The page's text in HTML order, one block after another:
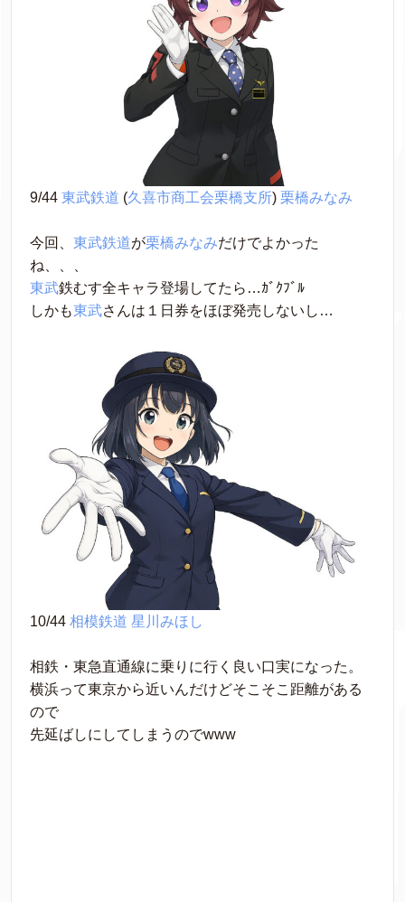
9/44 東武鉄道 (久喜市商工会栗橋支所) 栗橋みなみ
今回、 東武鉄道が栗橋みなみだけでよかった
ね、、、
東武鉄むす全キャラ登場してたら…ｶﾞｸﾌﾞﾙ
しかも東武さんは１日券をほぼ発売しないし…
10/44 相模鉄道 星川みほし
相鉄・東急直通線に乗りに行く良い口実になった。
横浜って東京から近いんだけどそこそこ距離がある
ので
先延ばしにしてしまうのでwww